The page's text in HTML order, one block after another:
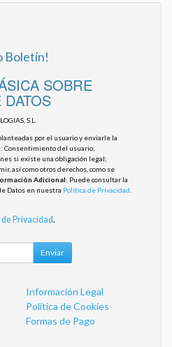
Boletín!
SOBRE
S.L.
por el usuario y enviarle la
: Consentimiento del usuario;
si existe una obligación legal;
así como otros derechos, como se
Adicional: Puede consultar la
Datos en nuestra Política de Privacidad
Privacidad.
Enviar
Información Legal
Política de Cookies
Formas de Pago